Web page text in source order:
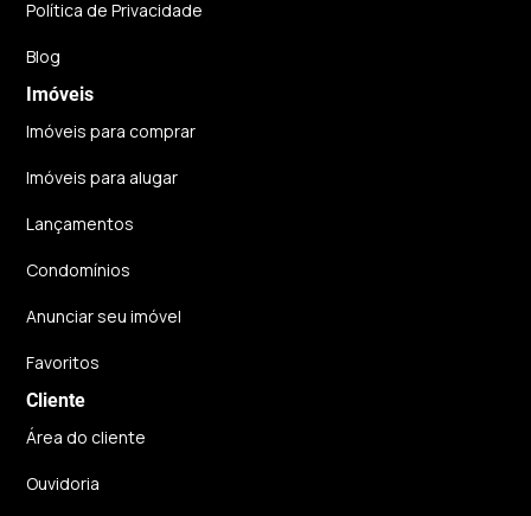
Política de Privacidade
Blog
Imóveis
Imóveis para comprar
Imóveis para alugar
Lançamentos
Condomínios
Anunciar seu imóvel
Favoritos
Cliente
Área do cliente
Ouvidoria